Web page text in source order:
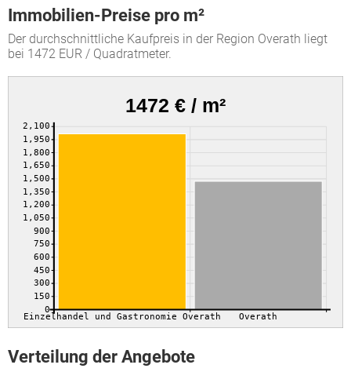
Immobilien-Preise pro m²
Der durchschnittliche Kaufpreis in der Region Overath liegt
bei 1472 EUR / Quadratmeter.
1472 € / m²
0
150
300
450
600
750
900
1,050
1,200
1,350
1,500
1,650
1,800
1,950
2,100
Einzelhandel und Gastronomie Overath Overath
Verteilung der Angebote